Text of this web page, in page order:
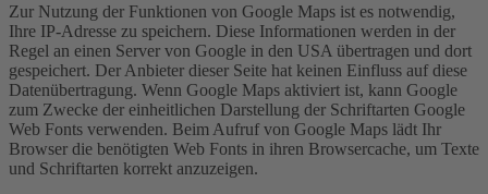
Zur Nutzung der Funktionen von Google Maps ist es notwendig,
Ihre IP-Adresse zu speichern. Diese Informationen werden in der
Regel an einen Server von Google in den USA übertragen und dort
gespeichert. Der Anbieter dieser Seite hat keinen Einfluss auf diese
Datenübertragung. Wenn Google Maps aktiviert ist, kann Google
zum Zwecke der einheitlichen Darstellung der Schriftarten Google
Web Fonts verwenden. Beim Aufruf von Google Maps lädt Ihr
Browser die benötigten Web Fonts in ihren Browsercache, um Texte
und Schriftarten korrekt anzuzeigen.